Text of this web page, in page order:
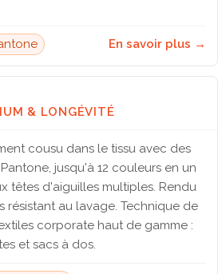
En savoir plus →
& LONGÉVITÉ
cousu dans le tissu avec des
jusqu'à 12 couleurs en un
têtes d'aiguilles multiples. Rendu
résistant au lavage. Technique de
corporate haut de gamme :
et sacs à dos.